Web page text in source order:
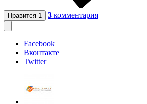
Нравится 1 3 комментария
Facebook
Вконтакте
Twitter